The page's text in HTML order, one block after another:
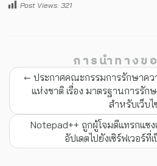
Post Views: 321
การนำทางข
← ประกาศคณะกรรมการรักษาคว
แห่งชาติ เรื่อง มาตรฐานการรั
สำหรับเว็บไ
Notepad++ ถูกผู้โจมตีแทรกแซ
อัปเดตไปยังเซิร์ฟเวอร์ที่